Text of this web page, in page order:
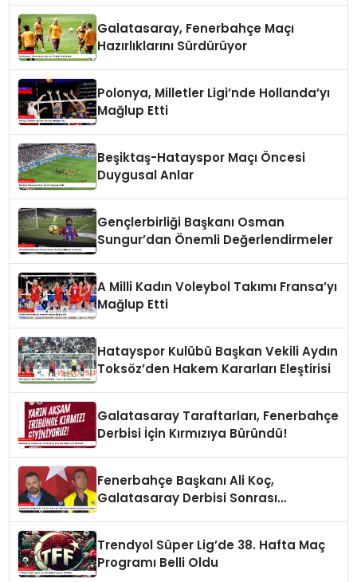
Galatasaray, Fenerbahçe Maçı
Hazırlıklarını Sürdürüyor
Polonya, Milletler Ligi’nde Hollanda’yı
Mağlup Etti
Beşiktaş-Hatayspor Maçı Öncesi
Duygusal Anlar
Gençlerbirliği Başkanı Osman
Sungur’dan Önemli Değerlendirmeler
A Milli Kadın Voleybol Takımı Fransa’yı
Mağlup Etti
Hatayspor Kulübü Başkan Vekili Aydın
Toksöz’den Hakem Kararları Eleştirisi
Galatasaray Taraftarları, Fenerbahçe
Derbisi İçin Kırmızıya Büründü!
Fenerbahçe Başkanı Ali Koç,
Galatasaray Derbisi Sonrası
Trendyol Süper Lig’de 38. Hafta Maç
Programı Belli Oldu